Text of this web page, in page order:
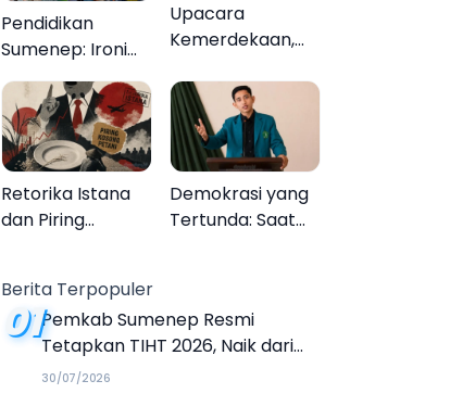
Pendidikan
Sumenep: Ironi
13.095 Anak Tidak
Sekolah
Menyaksikan
Semarak Festival
Kalender Event
2026
Upacara
Kemerdekaan,
Melupakan
Retorika Istana
dan Piring
Demokrasi yang
Tertunda: Saat
Berita Terpopuler
01Pemkab Sumenep Resmi
Tetapkan TIHT 2026, Naik dari
Tahun Sebelumnya
30/07/2026